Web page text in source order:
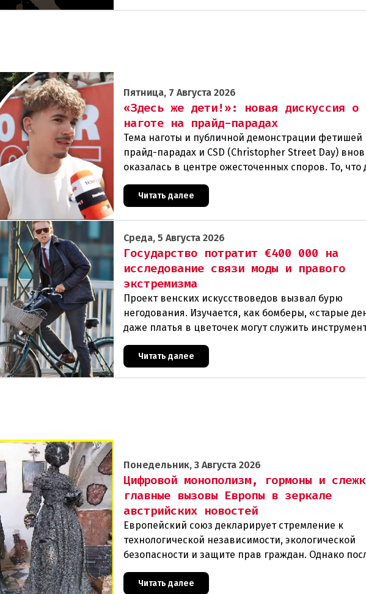
Пятница, 7 Августа 2026
«Здесь же дети!»: новая дискуссия о
наготе на прайд-парадах
Тема наготы и публичной демонстрации фетишей
прайд-парадах и CSD (Christopher Street Day)
оказалась в центре ожесточенных споров. То, что
Читать далее
Среда, 5 Августа 2026
Государство потратит €400 000 на
исследование связи моды и правого
экстремизма
Проект венских искусствоведов вызвал бурю
негодования. Изучается, как бомберы, «старые
даже платья в цветочек могут служить
пропаганды. Оппоненты требуют ответа от
Читать далее
Понедельник, 3 Августа 2026
Цифровой монополизм, гормоны и
главные вызовы Европы в зеркале
австрийских новостей
Европейский союз декларирует стремление к
технологической независимости, экологической
безопасности и защите прав граждан. Однако
события в Австрии и решение Брюсселя
реальная п
Читать далее